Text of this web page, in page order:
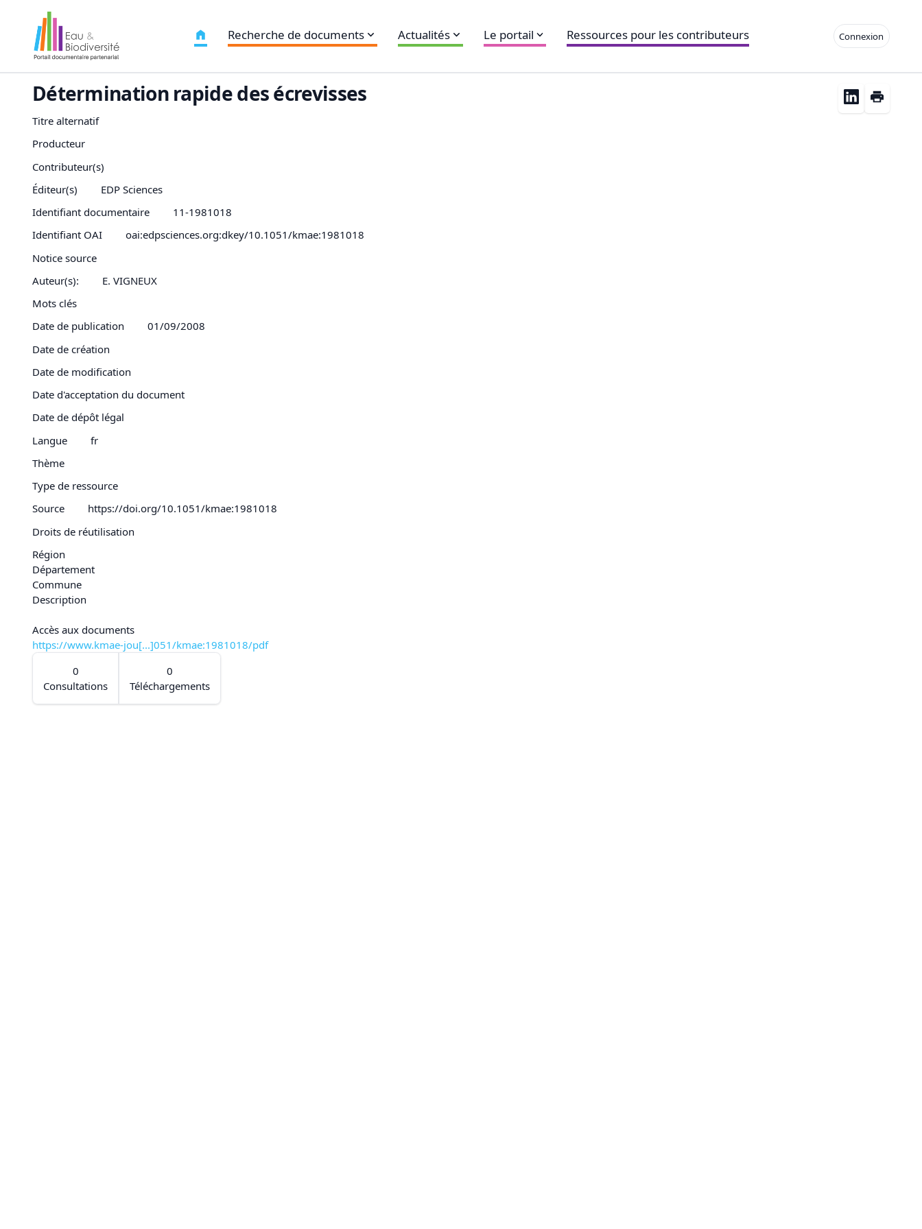
Connexion
Recherche de documents Actualités Le portail Ressources pour les contributeurs
Détermination rapide des écrevisses
Titre alternatif
Producteur
Contributeur(s)
Éditeur(s)
EDP Sciences
Identifiant documentaire
11-1981018
Identifiant OAI
oai:edpsciences.org:dkey/10.1051/kmae:1981018
Notice source
Auteur(s):
E. VIGNEUX
Mots clés
Date de publication
01/09/2008
Date de création
Date de modification
Date d'acceptation du document
Date de dépôt légal
Langue
fr
Thème
Type de ressource
Source
https://doi.org/10.1051/kmae:1981018
Droits de réutilisation
Région
Département
Commune
Description
Accès aux documents
https://www.kmae-jou[...]051/kmae:1981018/pdf
0
Consultations
0
Téléchargements